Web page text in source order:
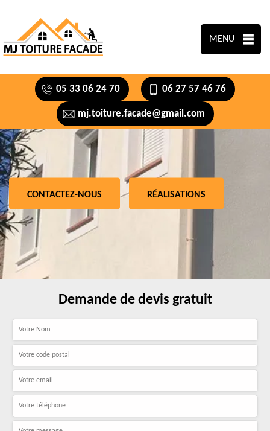
MENU
05 33 06 24 70 06 27 57 46 76
mj.toiture.facade@gmail.com
CONTACTEZ-NOUS RÉALISATIONS
Demande de devis gratuit